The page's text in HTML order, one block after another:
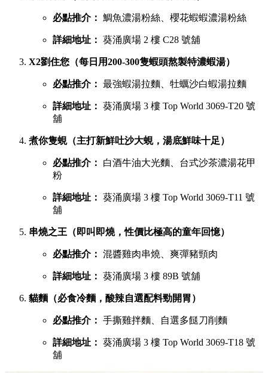
必點推介： 鯛魚濃湯粉絲、櫻花蝦蝦濃湯粉絲
詳細地址： 葵涌廣場 2 樓 C28 號舖
X2劉住您（每日用200-300隻蝦頭熬製特濃蝦湯）
必點推介： 最強蝦湯拉麵、牡蠣沙白蝦湯拉麵
詳細地址： 葵涌廣場 3 樓 Top World 3069-T20 號
舖
煮你隻蜆（主打新鮮吐沙大蜆，湯底鮮味十足）
必點推介：
白酒牛油大光麵、台式沙茶濃湯花甲
粉
詳細地址： 葵涌廣場 3 樓 Top World 3069-T11 號
舖
串燒之王（即叫即燒，性價比極高的童年回憶）
必點推介： 混醬雞肉串燒、爽彈豬頸肉
詳細地址： 葵涌廣場 3 樓 89B 號舖
貓麵（必食冷麵，酸辣自選配料勁開胃）
必點推介： 手撕雞拌麵、自選多餸刀削麵
詳細地址： 葵涌廣場 3 樓 Top World 3069-T18 號
舖